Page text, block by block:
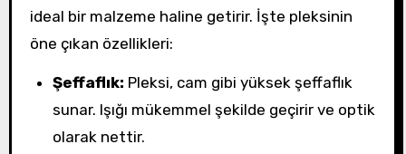
ideal bir malzeme haline getirir. İşte pleksinin
öne çıkan özellikleri:
Şeffaflık: Pleksi, cam gibi yüksek şeffaflık
sunar. Işığı mükemmel şekilde geçirir ve optik
olarak nettir.